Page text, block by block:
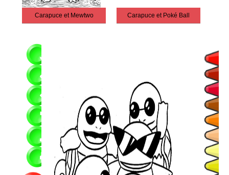
Carapuce et Mewtwo Carapuce et Poké Ball